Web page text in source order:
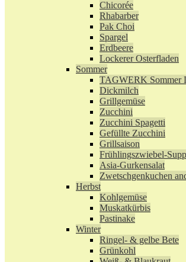
Chicorée
Rhabarber
Pak Choi
Spargel
Erdbeere
Lockerer Osterfladen
Sommer
TAGWERK Sommer
Dickmilch
Grillgemüse
Zucchini
Zucchini Spagetti
Gefüllte Zucchini
Grillsaison
Frühlingszwiebel-
Asia-Gurkensalat
Zwetschgenkuchen
Herbst
Kohlgemüse
Muskatkürbis
Pastinake
Winter
Ringel- & gelbe Bete
Grünkohl